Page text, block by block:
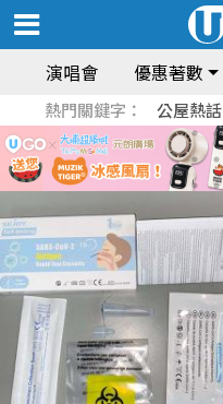
演唱會 優惠著數
熱門關鍵字： 公屋熱話